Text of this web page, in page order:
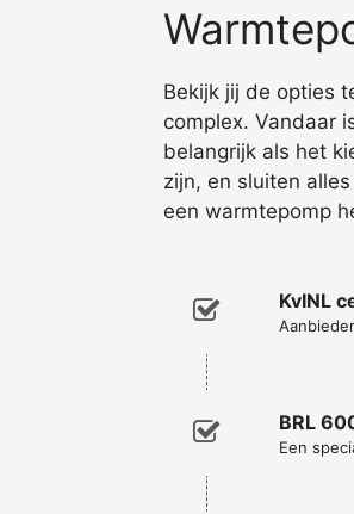
Bekijk jij de opties
complex. Vandaar
belangrijk als het
zijn, en sluiten
een warmtepomp
KvINL
BRL
Een